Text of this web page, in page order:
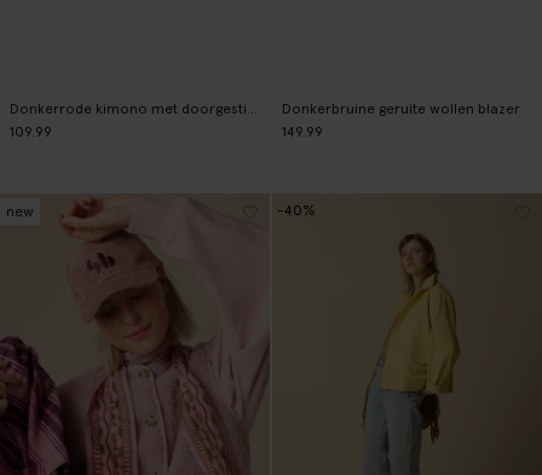
109.99
Donkerbruine geruite wollen blazer
149.99
new -40%